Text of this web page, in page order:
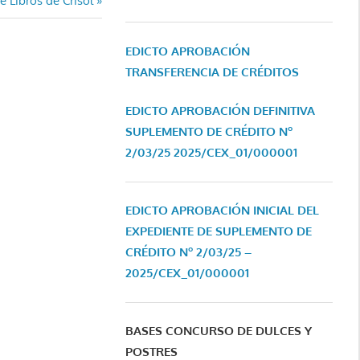
EDICTO APROBACIÓN
TRANSFERENCIA DE CRÉDITOS
EDICTO APROBACIÓN DEFINITIVA
SUPLEMENTO DE CRÉDITO Nº
2/03/25 2025/CEX_01/000001
EDICTO APROBACIÓN INICIAL DEL
EXPEDIENTE DE SUPLEMENTO DE
CRÉDITO Nº 2/03/25 –
2025/CEX_01/000001
BASES CONCURSO DE DULCES Y
POSTRES